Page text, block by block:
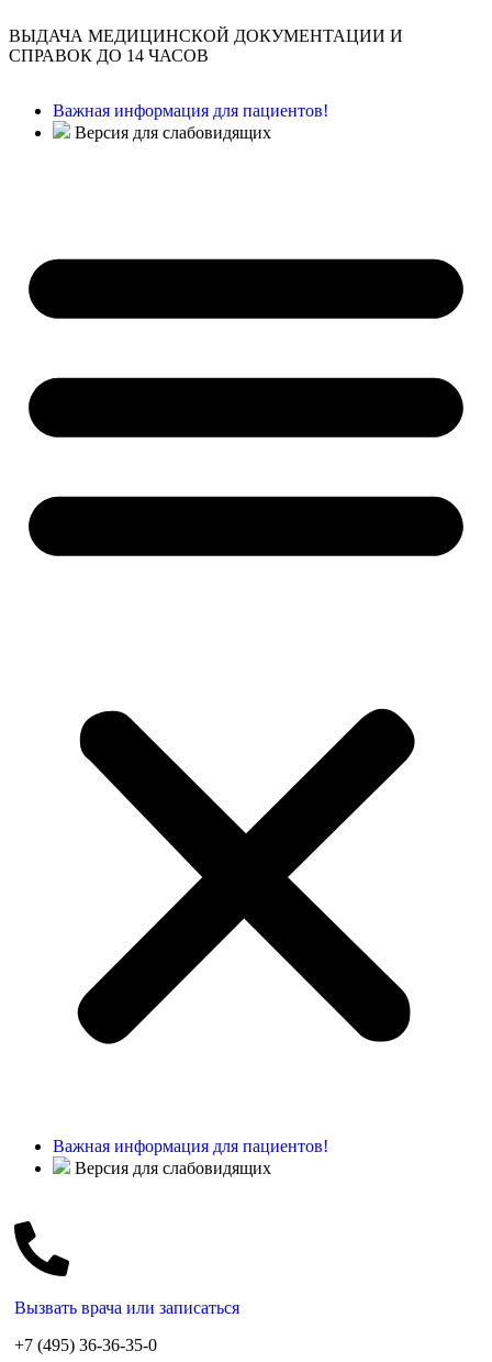
ВЫДАЧА МЕДИЦИНСКОЙ ДОКУМЕНТАЦИИ И
СПРАВОК ДО 14 ЧАСОВ
Важная информация для пациентов!
Версия для слабовидящих
Важная информация для пациентов!
Версия для слабовидящих
Вызвать врача или записаться
+7 (495) 36-36-35-0